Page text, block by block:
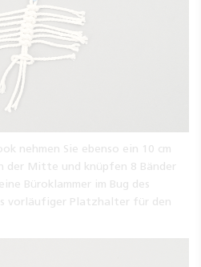
nehmen Sie ebenso ein 10 cm
der Mitte und knüpfen 8 Bänder
Büroklammer im Bug des
vorläufiger Platzhalter für den